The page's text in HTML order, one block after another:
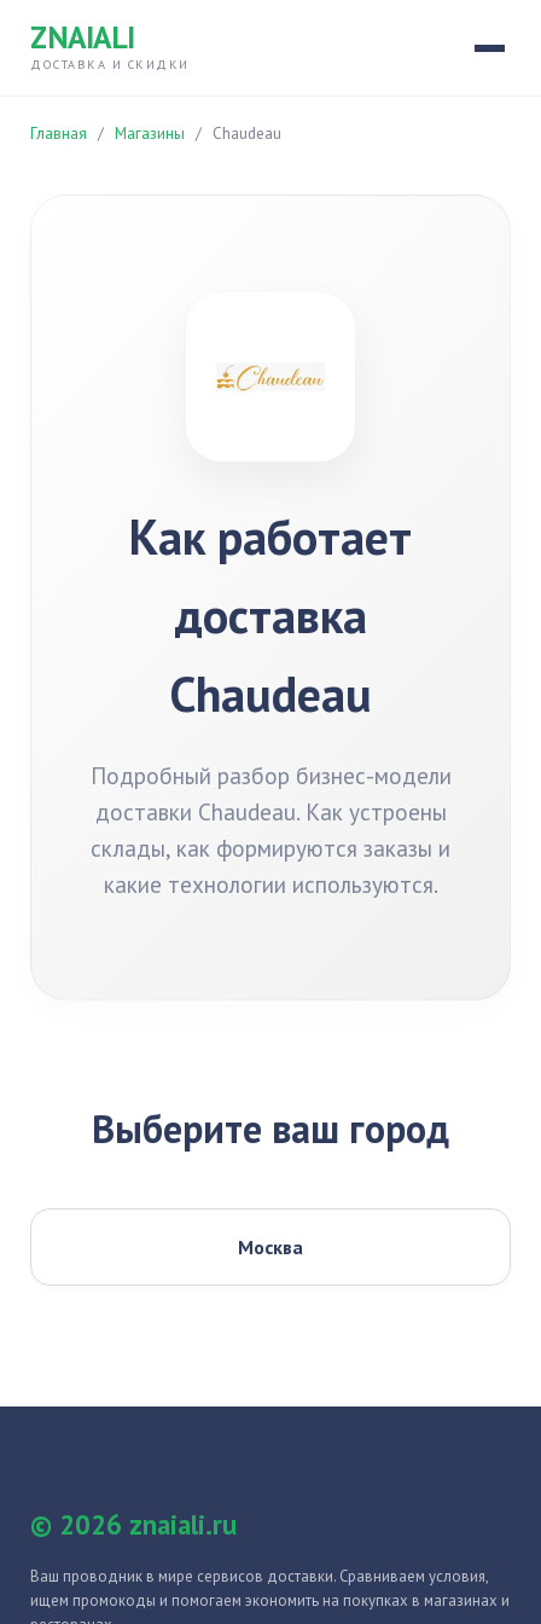
ZNAIALI
ДОСТАВКА И СКИДКИ
Главная / Магазины / Chaudeau
Как работает
доставка
Chaudeau
Подробный разбор бизнес-модели
доставки Chaudeau. Как устроены
склады, как формируются заказы и
какие технологии используются.
Выберите ваш город
Москва
© 2026 znaiali.ru
Ваш проводник в мире сервисов доставки. Сравниваем условия,
ищем промокоды и помогаем экономить на покупках в магазинах и